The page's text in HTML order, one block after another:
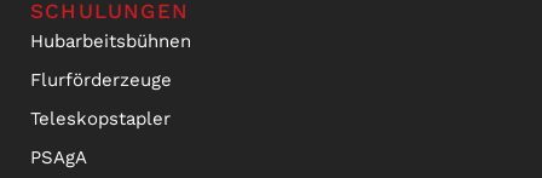
SCHULUNGEN
Hubarbeitsbühnen
Flurförderzeuge
Teleskopstapler
PSAgA